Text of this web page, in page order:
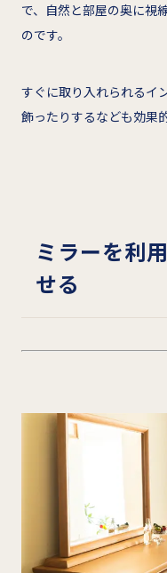
で、自然と部屋の奥に視
のです。
すぐに取り入れられるイ
飾ったりするなども効果的
ミラーを利
せる